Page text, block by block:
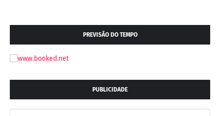
PREVISÃO DO TEMPO
PUBLICIDADE